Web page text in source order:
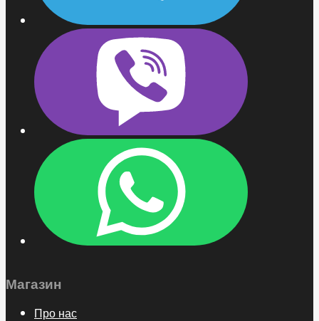
Магазин
Про нас